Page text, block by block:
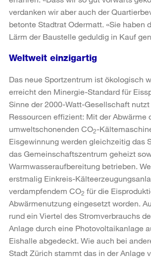
verdanken wir aber auch der
betonte Stadtrat Odermatt. «Sie haben
Lärm der Baustelle geduldig in Kauf
Weltweit einzigartig
Das neue Sportzentrum ist ökologisch
erreicht den Minergie-Standard für
Sinne der 2000-Watt-Gesellschaft nutzt
Ressourcen effizient: Mit der Abwärme
umweltschonenden CO2-
Eisgewinnung werden gleichzeitig das
das Gemeinschaftszentrum geheizt
Warmwasseraufbereitung betrieben.
erstmalig Einkreis-
verdampfendem CO2 für die
Abwärmenutzung eingesetzt worden.
rund ein Viertel des Stromverbrauchs
Anlage durch eine Photovoltaikanlage
Eishalle abgedeckt. Wie auch bei
Stadt Zürich stammt das in der Anlage